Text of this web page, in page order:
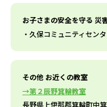
お子さまの安全を守る 災
久保コミュニティセン
その他 お近くの教室
第２辰野箕輪教室
長野県上伊那郡箕輪町中